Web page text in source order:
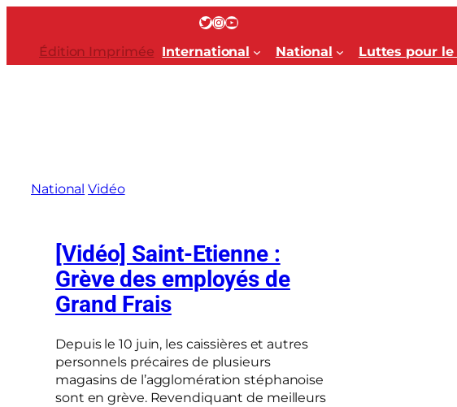
contenu
Twitter InstagramYouTube
Édition Imprimée International National Luttes pour le
National Vidéo
[Vidéo] Saint-Etienne :
Grève des employés de
Grand Frais
Depuis le 10 juin, les caissières et autres
personnels précaires de plusieurs
magasins de l’agglomération stéphanoise
sont en grève. Revendiquant de meilleurs